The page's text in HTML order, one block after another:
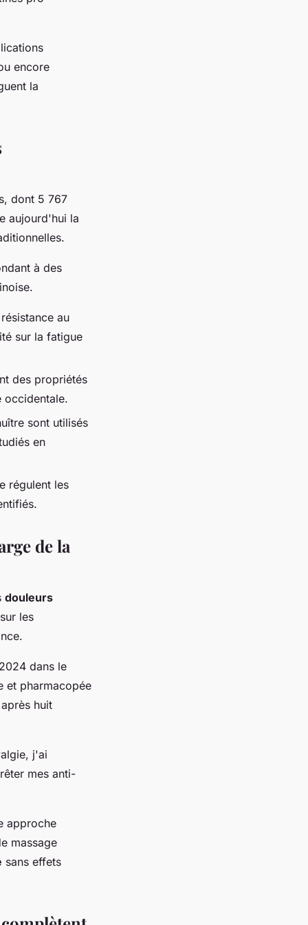
encore
la
dont 5 767
aujourd'hui la
à des
au
sur la fatigue
des propriétés
occidentale.
sont utilisés
en
régulent les
de la
douleurs
les
dans le
et pharmacopée
huit
j'ai
mes anti-
approche
massage
sans effets